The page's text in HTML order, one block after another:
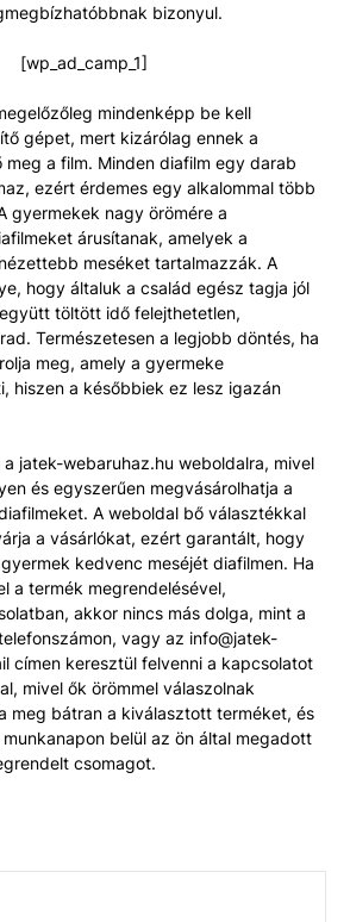
bizonyul.
[wp_ad_camp_1]
mindenképp be kell
gépet, mert kizárólag ennek a
meg a film. Minden diafilm egy darab
ezért érdemes egy alkalommal több
gyermekek nagy örömére a
árusítanak, amelyek a
meséket tartalmazzák. A
hogy általuk a család egész tagja jól
töltött idő felejthetetlen,
Természetesen a legjobb döntés, ha
meg, amely a gyermeke
hiszen a későbbiek ez lesz igazán
a jatek-webaruhaz.hu weboldalra, mivel
és egyszerűen megvásárolhatja a
A weboldal bő választékkal
a vásárlókat, ezért garantált, hogy
kedvenc meséjét diafilmen. Ha
a termék megrendelésével,
akkor nincs más dolga, mint a
vagy az info@jatek-
címen keresztül felvenni a kapcsolatot
mivel ők örömmel válaszolnak
meg bátran a kiválasztott terméket, és
belül az ön által megadott
csomagot.